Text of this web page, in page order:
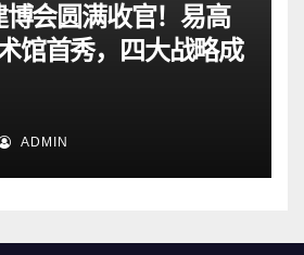
会圆满收官！易高
馆首秀，四大战略成
ADMIN